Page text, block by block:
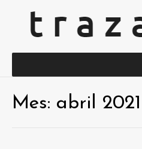
Mes: abril 2021